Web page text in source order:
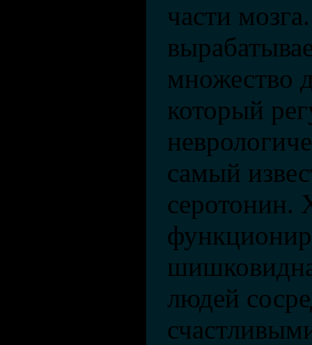
части
множество
который
самый
серотонин.
людей